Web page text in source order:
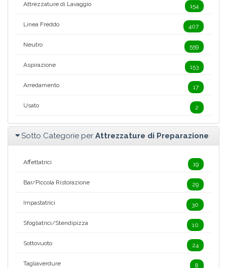
Attrezzature di Lavaggio 154
Linea Freddo 407
Neutro 559
Aspirazione 153
Arredamento 17
Usato 2
Sotto Categorie per Attrezzature di Preparazione
Affettatrici 19
Bar/Piccola Ristorazione 29
Impastatrici 30
Sfogliatrici/Stendipizza 10
Sottovuoto 24
Tagliaverdure 8